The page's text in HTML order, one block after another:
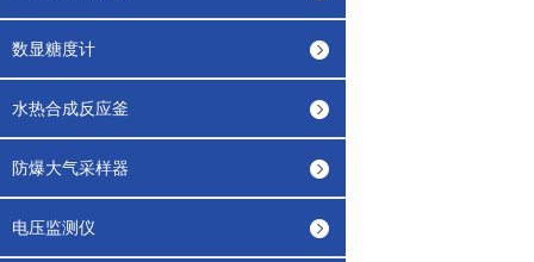
数显糖度计
水热合成反应釜
防爆大气采样器
电压监测仪